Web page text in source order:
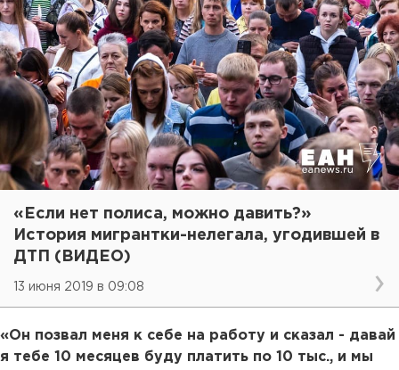
«Если нет полиса, можно давить?»
История мигрантки-нелегала, угодившей в
ДТП (ВИДЕО)
13 июня 2019 в 09:08
«Он позвал меня к себе на работу и сказал - давай
я тебе 10 месяцев буду платить по 10 тыс., и мы